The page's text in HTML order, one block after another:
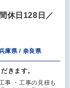
休日128日／
庫県 / 奈良県
きます。
事 ・工事の見積も